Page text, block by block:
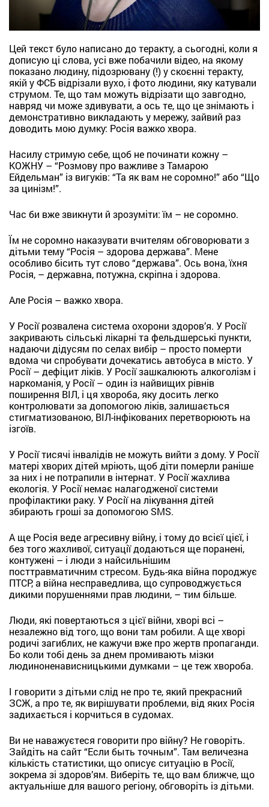
Цей текст було написано до теракту, а сьогодні, коли я
дописую ці слова, усі вже побачили відео, на якому
показано людину, підозрювану (!) у скоєнні теракту,
якій у ФСБ відрізали вухо, і фото людини, яку катували
струмом. Те, що там можуть відрізати що завгодно,
навряд чи може здивувати, а ось те, що це знімають і
демонстративно викладають у мережу, зайвий раз
доводить мою думку: Росія важко хвора.
Насилу стримую себе, щоб не починати кожну –
КОЖНУ – “Розмову про важливе з Тамарою
Ейдельман” із вигуків: “Та як вам не соромно!” або “Що
за цинізм!”.
Час би вже звикнути й зрозуміти: їм – не соромно.
Їм не соромно наказувати вчителям обговорювати з
дітьми тему “Росія – здорова держава”. Мене
особливо бісить тут слово “держава”. Ось вона, їхня
Росія, – державна, потужна, скріпна і здорова.
Але Росія – важко хвора.
У Росії розвалена система охорони здоров’я. У Росії
закривають сільські лікарні та фельдшерські пункти,
надаючи дідусям по селах вибір – просто померти
вдома чи спробувати дочекатись автобуса в місто. У
Росії – дефіцит ліків. У Росії зашкалюють алкоголізм і
наркоманія, у Росії – один із найвищих рівнів
поширення ВІЛ, і ця хвороба, яку досить легко
контролювати за допомогою ліків, залишається
стигматизованою, ВІЛ-інфікованих перетворюють на
ізгоїв.
У Росії тисячі інвалідів не можуть вийти з дому. У Росії
матері хворих дітей мріють, щоб діти померли раніше
за них і не потрапили в інтернат. У Росії жахлива
екологія. У Росії немає налагодженої системи
профілактики раку. У Росії на лікування дітей
збирають гроші за допомогою SMS.
А ще Росія веде агресивну війну, і тому до всієї цієї, і
без того жахливої, ситуації додаються ще поранені,
контужені – і люди з найсильнішим
посттравматичним стресом. Будь-яка війна породжує
ПТСР, а війна несправедлива, що супроводжується
дикими порушеннями прав людини, – тим більше.
Люди, які повертаються з цієї війни, хворі всі –
незалежно від того, що вони там робили. А ще хворі
родичі загиблих, не кажучи вже про жертв пропаганди.
Бо коли тобі день за днем промивають мізки
людиноненависницькими думками – це теж хвороба.
І говорити з дітьми слід не про те, який прекрасний
ЗСЖ, а про те, як вирішувати проблеми, від яких Росія
задихається і корчиться в судомах.
Ви не наважуєтеся говорити про війну? Не говоріть.
Зайдіть на сайт “Если быть точным”. Там величезна
кількість статистики, що описує ситуацію в Росії,
зокрема зі здоров’ям. Виберіть те, що вам ближче, що
актуальніше для вашого регіону, обговоріть із дітьми.